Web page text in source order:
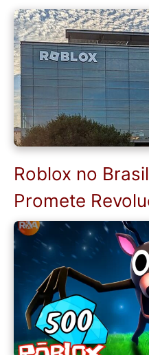
Roblox no
Promete